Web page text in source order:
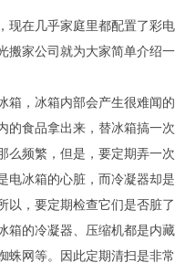
现在几乎家庭里都配置了彩
家公司就为大家简单介绍
，冰箱内部会产生很难闻
的食品拿出来，替冰箱搞一
么频繁，但是，要定期弄一
电冰箱的心脏，而冷凝器却
，要定期检查它们是否脏
的冷凝器、压缩机都是内
蛛网等。因此定期清扫是非